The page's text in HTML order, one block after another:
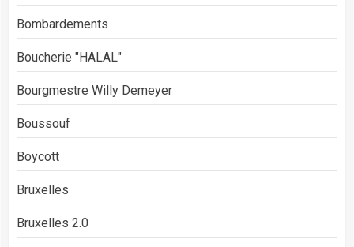
Bombardements
Boucherie "HALAL"
Bourgmestre Willy Demeyer
Boussouf
Boycott
Bruxelles
Bruxelles 2.0